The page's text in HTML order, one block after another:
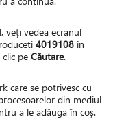
veți vedea ecranul
4019108 în
clic peCăutare.
care se potrivesc cu
din mediul
a le adăuga în coș.